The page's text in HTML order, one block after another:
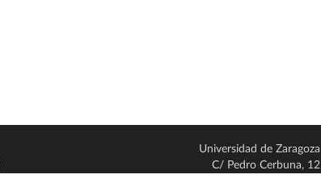
Universidad de Zaragoza
C/ Pedro Cerbuna, 12